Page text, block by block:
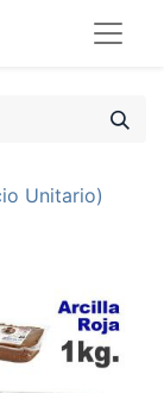
Unitario)